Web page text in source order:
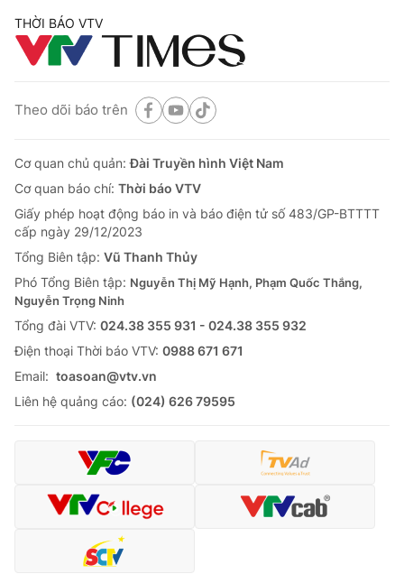
THỜI BÁO VTV
Theo dõi báo trên
Cơ quan chủ quản:Đài Truyền hình Việt Nam
Cơ quan báo chí: Thời báo VTV
Giấy phép hoạt động báo in và báo điện tử số 483/GP-BTTTT
cấp ngày 29/12/2023
Tổng Biên tập: Vũ Thanh Thủy
Phó Tổng Biên tập: Nguyễn Thị Mỹ Hạnh, Phạm Quốc Thắng,
Nguyễn Trọng Ninh
Tổng đài VTV: 024.38 355 931 - 024.38 355 932
Ðiện thoại Thời báo VTV: 0988 671 671
Email: toasoan@vtv.vn
Liên hệ quảng cáo: (024) 626 79595